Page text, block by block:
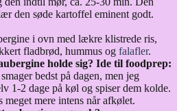
den søde kartoffel eminent godt.
i ovn med lækre klistrede ris,
fladbrød, hummus og falafler.
holde sig? Ide til foodprep:
bedst på dagen, men jeg
1-2 dage på køl og spiser dem kolde.
meget mere intens når afkølet.